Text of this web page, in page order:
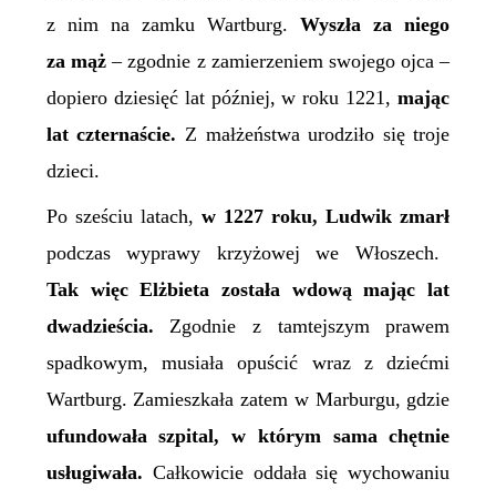
z nim na zamku Wartburg.Wyszła za niego
za mąż – zgodnie z zamierzeniem swojego ojca –
dopiero dziesięć lat później, w roku 1221,mając
lat czternaście. Z małżeństwa urodziło się troje
dzieci.
Po sześciu latach, w 1227 roku, Ludwik zmarł
podczas wyprawy krzyżowej we Włoszech.
Tak więc Elżbieta została wdową mając lat
dwadzieścia. Zgodnie z tamtejszym prawem
spadkowym, musiała opuścić wraz z dziećmi
Wartburg. Zamieszkała zatem w Marburgu, gdzie
ufundowała szpital, w którym sama chętnie
usługiwała. Całkowicie oddała się wychowaniu